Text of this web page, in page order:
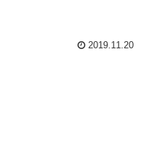
2019.11.20